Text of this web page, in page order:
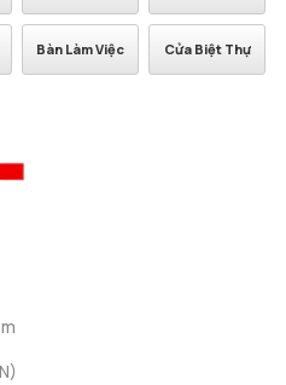
Cửa Biệt Thự